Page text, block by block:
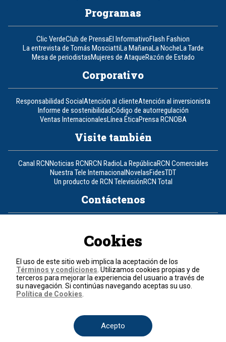
Programas
Clic VerdeClub de PrensaEl InformativoFlash Fashion
La entrevista de Tomás MosciattiLa MañanaLa NocheLa Tarde
Mesa de periodistasMujeres de AtaqueRazón de Estado
Corporativo
Responsabilidad SocialAtención al clienteAtención al inversionista
Informe de sostenibilidadCódigo de autorregulación
Ventas InternacionalesLínea ÉticaPrensa RCNOBA
Visite también
Canal RCNNoticias RCNRCN RadioLa RepúblicaRCN Comerciales
Nuestra Tele InternacionalNovelasFidesTDT
Un producto de RCN TelevisiónRCN Total
Contáctenos
Política de cookies
Términos y condiciones
© 2026, RCN Medios.
Todos los derechos reservados.
Cookies
El uso de este sitio web implica la aceptación de los
Términos y condiciones . Utilizamos cookies propias y de
terceros para mejorar la experiencia del usuario a través de
su navegación. Si continúas navegando aceptas su uso.
Política de Cookies
Acepto